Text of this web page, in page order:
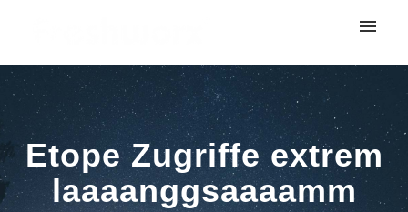
My tickets
Submit ticket
Login
Etope Zugriffe extrem
laaaanggsaaaamm